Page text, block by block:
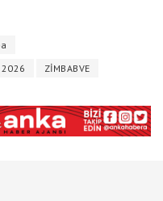
ZİMBABVE